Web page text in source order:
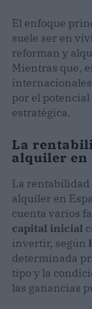
El enfoque
suele ser en
reforman y
Mientras que,
por el
estratégica.
La
alquiler en
La rentabilidad
alquiler en
cuenta varios
capital inicial
invertir, según
determinada
tipo y la
las ganancias